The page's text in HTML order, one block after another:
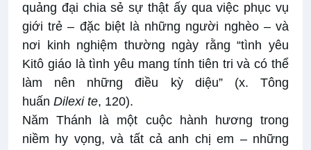
quảng đại chia sẻ sự thật ấy qua việc phục vụ
giới trẻ – đặc biệt là những người nghèo – và
nơi kinh nghiệm thường ngày rằng “tình yêu
Kitô giáo là tình yêu mang tính tiên tri và có thể
làm nên những điều kỳ diệu” (x. Tông
huấn Dilexi te, 120).
Năm Thánh là một cuộc hành hương trong
niềm hy vọng, và tất cả anh chị em – những